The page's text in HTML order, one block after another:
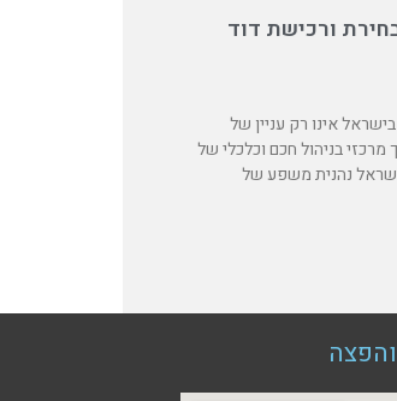
ורכישת דוד
אינו רק עניין של
בניהול חכם וכלכלי של
נהנית משפע של